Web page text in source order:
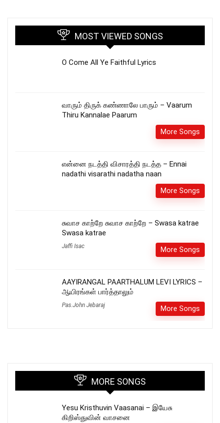
MOST VIEWED SONGS
O Come All Ye Faithful Lyrics
வாரும் திருக் கண்ணாலே பாரும் – Vaarum
Thiru Kannalae Paarum
More Songs
என்னை நடத்தி விசாரத்தி நடத்த – Ennai
nadathi visarathi nadatha naan
More Songs
சுவாச காற்றே சுவாச காற்றே – Swasa katrae
Swasa katrae
Jaffi Isac More Songs
AAYIRANGAL PAARTHALUM LEVI LYRICS –
ஆயிரங்கள் பார்த்தாலும்
Pas.John Jebaraj More Songs
MORE SONGS
Yesu Kristhuvin Vaasanai – இயேசு
கிறிஸ்துவின் வாசனை